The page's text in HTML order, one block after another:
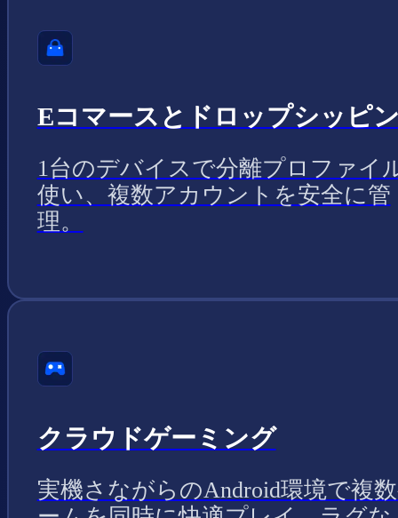
Eコマースとドロップシッピ
1台のデバイスで分離プロファイ
使い、複数アカウントを安全に管
理。
クラウドゲーミング
実機さながらのAndroid環境で複